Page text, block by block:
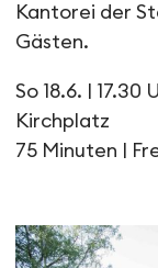
Kantorei der
Gästen.
So 18.6. | 17.30
Kirchplatz
75 Minuten |